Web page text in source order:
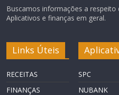
Buscamos informações a
Aplicativos e finanças em geral.
Links Úteis
RECEITAS
FINANÇAS
SPC
NUBANK